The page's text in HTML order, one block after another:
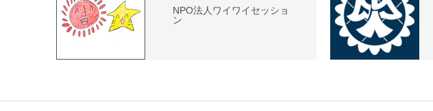
NPO法人ワイワイセッショ
ン